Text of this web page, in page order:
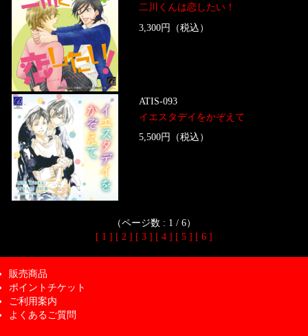
二川くんは恋したい！
3,300円（税込）
ATIS-093
イエスタデイをかぞえて
5,500円（税込）
（ページ数 : 1 / 6）
[ 1 ] [ 2 ] [ 3 ] [ 4 ] [ 5 ] [ 6 ]
販売商品
ポイントチケット
ご利用案内
よくあるご質問